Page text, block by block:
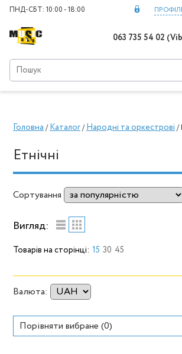
ПНД-СБТ: 10:00 - 18:00
063 735 54 02
Головна/Каталог/Народні та оркестрові/
Етнічні
Сортування
Вигляд:
Товарів на сторінці: 15 30 45
Валюта:
Порівняти вибране (0)